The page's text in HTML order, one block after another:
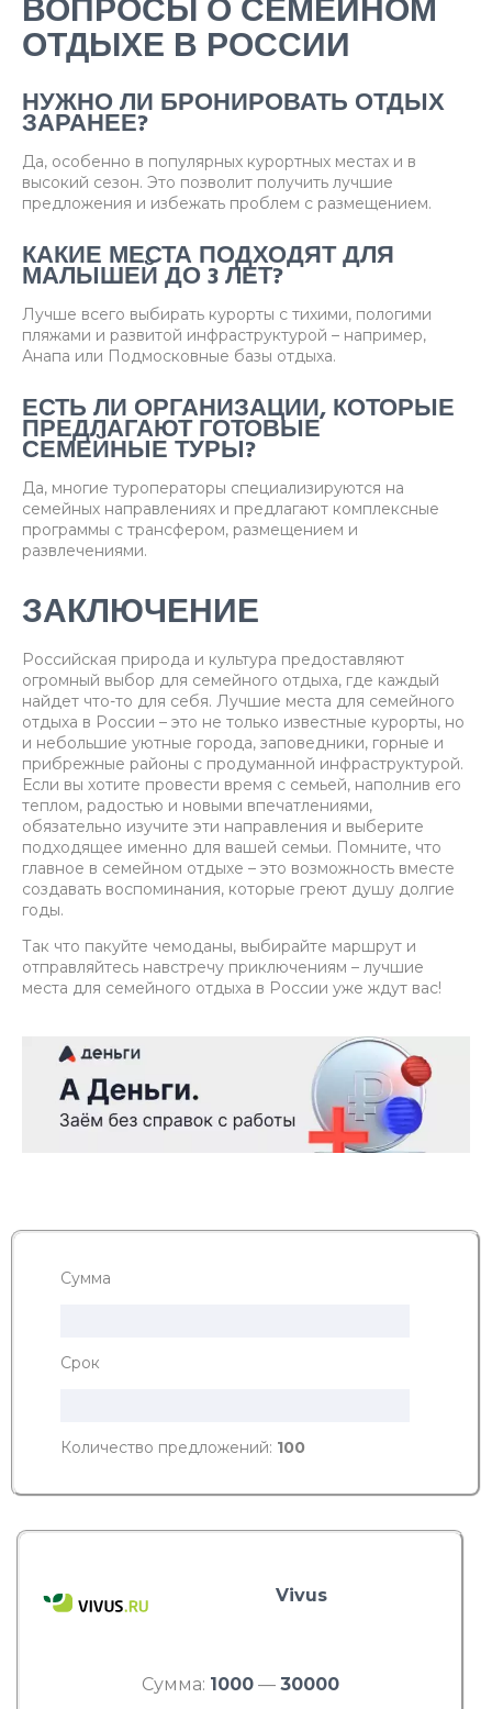
ВОПРОСЫ О СЕМЕЙНОМ
ОТДЫХЕ В РОССИИ
НУЖНО ЛИ БРОНИРОВАТЬ ОТДЫХ
ЗАРАНЕЕ?
Да, особенно в популярных курортных местах и в
высокий сезон. Это позволит получить лучшие
предложения и избежать проблем с размещением.
КАКИЕ МЕСТА ПОДХОДЯТ ДЛЯ
МАЛЫШЕЙ ДО 3 ЛЕТ?
Лучше всего выбирать курорты с тихими, пологими
пляжами и развитой инфраструктурой – например,
Анапа или Подмосковные базы отдыха.
ЕСТЬ ЛИ ОРГАНИЗАЦИИ, КОТОРЫЕ
ПРЕДЛАГАЮТ ГОТОВЫЕ
СЕМЕЙНЫЕ ТУРЫ?
Да, многие туроператоры специализируются на
семейных направлениях и предлагают комплексные
программы с трансфером, размещением и
развлечениями.
ЗАКЛЮЧЕНИЕ
Российская природа и культура предоставляют
огромный выбор для семейного отдыха, где каждый
найдет что-то для себя. Лучшие места для семейного
отдыха в России – это не только известные курорты, но
и небольшие уютные города, заповедники, горные и
прибрежные районы с продуманной инфраструктурой.
Если вы хотите провести время с семьей, наполнив его
теплом, радостью и новыми впечатлениями,
обязательно изучите эти направления и выберите
подходящее именно для вашей семьи. Помните, что
главное в семейном отдыхе – это возможность вместе
создавать воспоминания, которые греют душу долгие
годы.
Так что пакуйте чемоданы, выбирайте маршрут и
отправляйтесь навстречу приключениям – лучшие
места для семейного отдыха в России уже ждут вас!
Сумма
Срок
Количество предложений: 100
Vivus
Сумма: 1000 — 30000